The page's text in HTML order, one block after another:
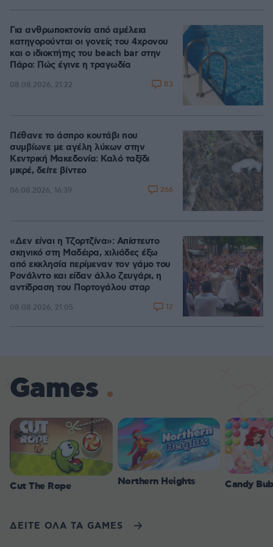
Για ανθρωποκτονία από αμέλεια
κατηγορούνται οι γονείς του 4χρονου
και ο ιδιοκτήτης του beach bar στην
Πάρο: Πώς έγινε η τραγωδία
08.08.2026, 21:22 83
Πέθανε το άσπρο κουτάβι που
συμβίωνε με αγέλη λύκων στην
Κεντρική Μακεδονία: Καλό ταξίδι
μικρέ, δείτε βίντεο
06.08.2026, 16:39 266
«Δεν είναι η Τζορτζίνα»: Απίστευτο
σκηνικό στη Μαδέιρα, χιλιάδες έξω
από εκκλησία περίμεναν τον γάμο του
Ρονάλντο και είδαν άλλο ζευγάρι, η
αντίδραση του Πορτογάλου σταρ
08.08.2026, 21:05 12
Games
Cut The Rope Northern Heights Candy
ΔΕΙΤΕ ΟΛΑ ΤΑ GAMES